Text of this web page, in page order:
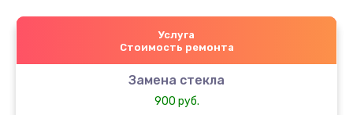
Услуга
Стоимость ремонта
Замена стекла
900 руб.